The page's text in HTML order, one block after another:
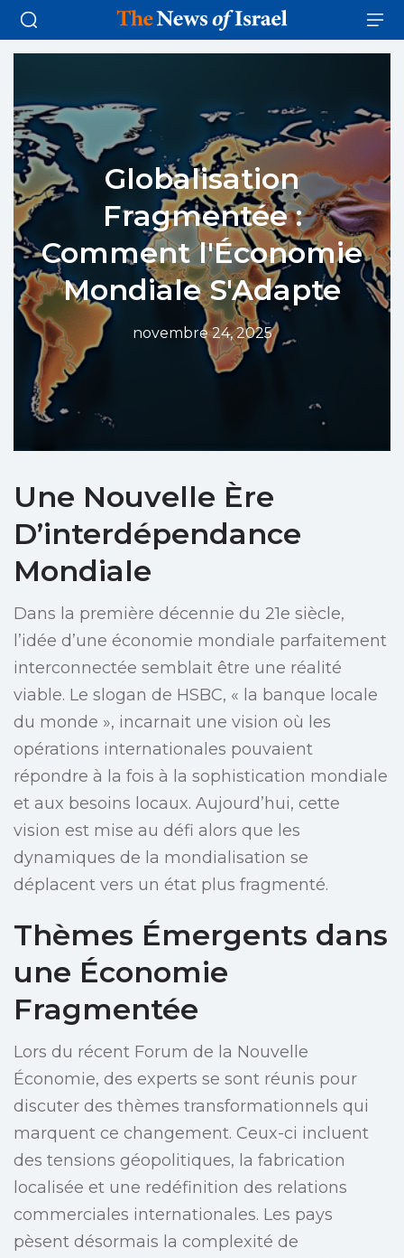
Globalisation
Fragmentée :
Comment l'Économie
Mondiale S'Adapte
novembre 24, 2025
Une Nouvelle Ère
D’interdépendance
Mondiale
Dans la première décennie du 21e siècle,
l’idée d’une économie mondiale parfaitement
interconnectée semblait être une réalité
viable. Le slogan de HSBC, « la banque locale
du monde », incarnait une vision où les
opérations internationales pouvaient
répondre à la fois à la sophistication mondiale
et aux besoins locaux. Aujourd’hui, cette
vision est mise au défi alors que les
dynamiques de la mondialisation se
déplacent vers un état plus fragmenté.
Thèmes Émergents dans
une Économie
Fragmentée
Lors du récent Forum de la Nouvelle
Économie, des experts se sont réunis pour
discuter des thèmes transformationnels qui
marquent ce changement. Ceux-ci incluent
des tensions géopolitiques, la fabrication
localisée et une redéfinition des relations
commerciales internationales. Les pays
pèsent désormais la complexité de